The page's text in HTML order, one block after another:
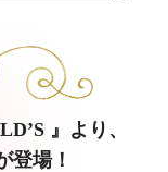
』より、
登場！